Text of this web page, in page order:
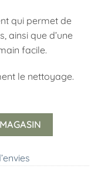
qui permet de
ainsi que d’une
facile.
le nettoyage.